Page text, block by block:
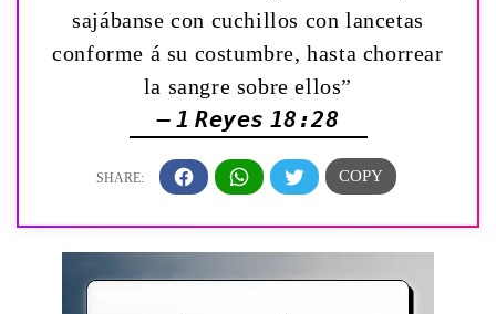
sajábanse con cuchillos con lancetas
conforme á su costumbre, hasta chorrear
la sangre sobre ellos”
— 1 Reyes 18:28